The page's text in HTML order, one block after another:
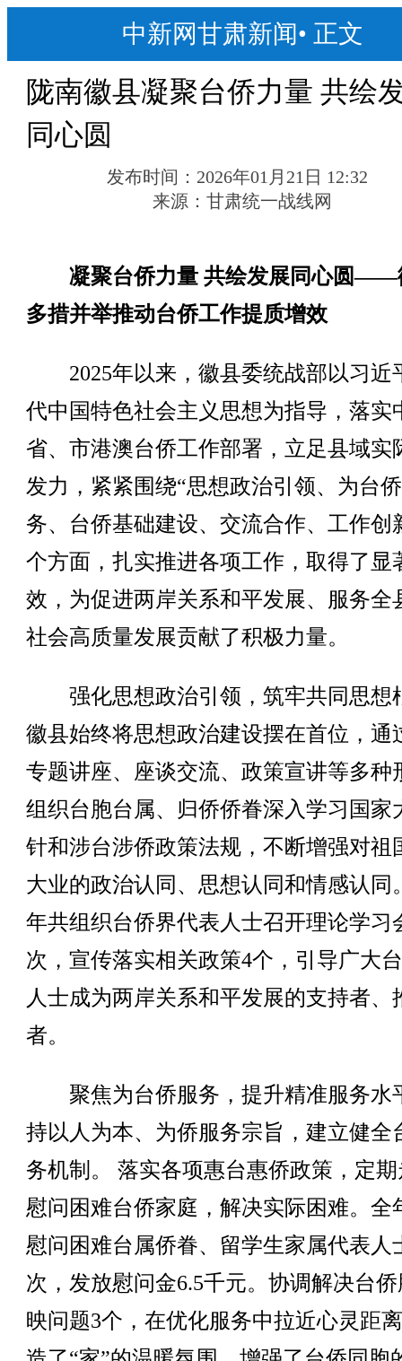
中新网甘肃新闻• 正文
陇南徽县凝聚台侨力量 共绘
同心圆
发布时间： 2026年01月21日 12:32
来源： 甘肃统一战线网
凝聚台侨力量 共绘发展同心圆——
多措并举推动台侨工作提质增效
2025年以来，徽县委统战部以习近
代中国特色社会主义思想为指导，落实
省、市港澳台侨工作部署，立足县域实
发力，紧紧围绕“思想政治引领、为台
务、台侨基础建设、交流合作、工作创
个方面，扎实推进各项工作，取得了显
效，为促进两岸关系和平发展、服务全
社会高质量发展贡献了积极力量。
强化思想政治引领，筑牢共同思想
徽县始终将思想政治建设摆在首位，通
专题讲座、座谈交流、政策宣讲等多种
组织台胞台属、归侨侨眷深入学习国家
针和涉台涉侨政策法规，不断增强对祖
大业的政治认同、思想认同和情感认同
年共组织台侨界代表人士召开理论学习
次，宣传落实相关政策4个，引导广大
人士成为两岸关系和平发展的支持者、
者。
聚焦为台侨服务，提升精准服务水
持以人为本、为侨服务宗旨，建立健全
务机制。 落实各项惠台惠侨政策，定
慰问困难台侨家庭，解决实际困难。全
慰问困难台属侨眷、留学生家属代表人
次，发放慰问金6.5千元。协调解决台
映问题3个，在优化服务中拉近心灵距